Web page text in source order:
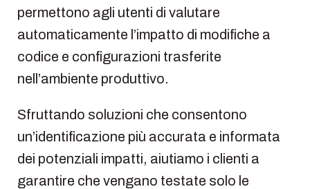
permettono agli utenti di valutare
automaticamente l’impatto di modifiche a
codice e configurazioni trasferite
nell’ambiente produttivo.
Sfruttando soluzioni che consentono
un’identificazione più accurata e informata
dei potenziali impatti, aiutiamo i clienti a
garantire che vengano testate solo le